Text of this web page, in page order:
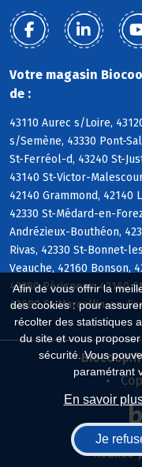
Afin de vous offrir la
des cookies : pour
récolter des statistiques
du site et vous
sécurité. Vous
paramétrant
En savoir
Je
Votre magasin
de :
43110 Aurec s/Loire,
s/Semène, 43330 Pont-
St-Ferréol-d, 43240 St-
43140 St-Victor-
42140 Grammond, 42140
42330 St-Médard-en-
Andrézieux-Bouthéon,
Rivas, 42330 St-Bonnet-
Veauche, 42160 Bonson,
42380 Périgneux, 42160
42680 St-Marcellin-en-
Biocoop.fr
Réalisé